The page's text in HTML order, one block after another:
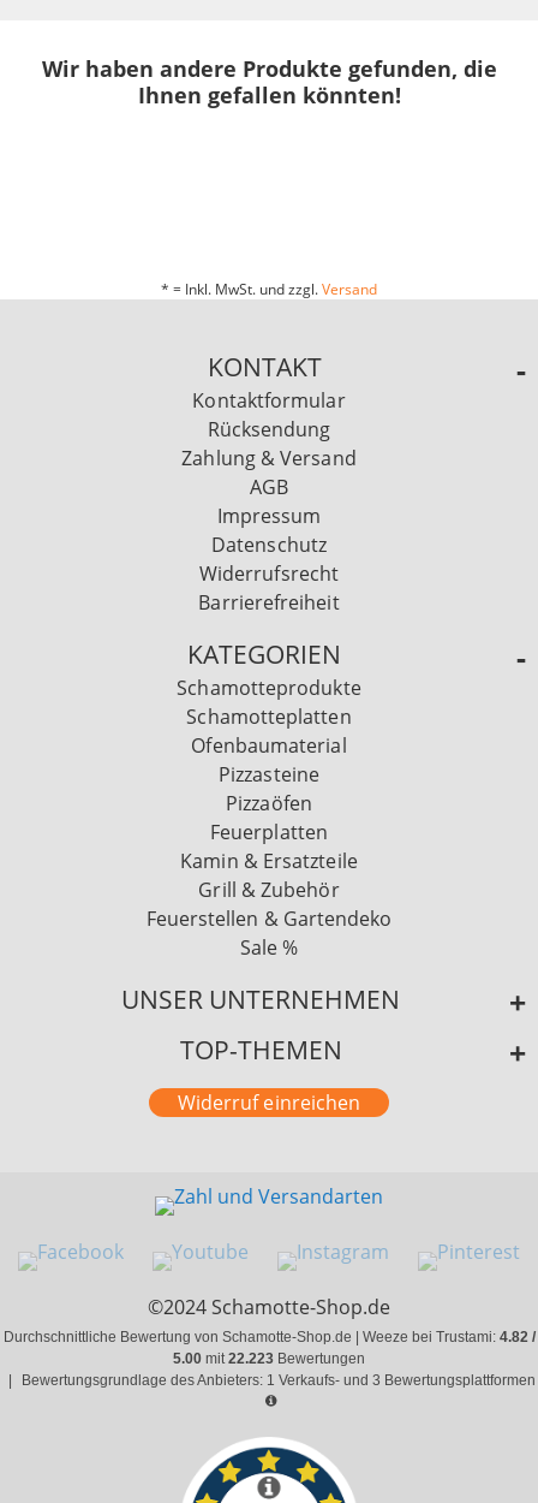
Wir haben andere Produkte gefunden, die
Ihnen gefallen könnten!
* = Inkl. MwSt. und zzgl.Versand
KONTAKT
Kontaktformular
Rücksendung
Zahlung & Versand
AGB
Impressum
Datenschutz
Widerrufsrecht
Barrierefreiheit
KATEGORIEN
Schamotteprodukte
Schamotteplatten
Ofenbaumaterial
Pizzasteine
Pizzaöfen
Feuerplatten
Kamin & Ersatzteile
Grill & Zubehör
Feuerstellen & Gartendeko
Sale %
UNSER UNTERNEHMEN
TOP-THEMEN
Widerruf einreichen
©2024 Schamotte-Shop.de
Durchschnittliche Bewertung von Schamotte-Shop.de | Weeze bei Trustami: 4.82 /
5.00 mit22.223 Bewertungen
Bewertungsgrundlage des Anbieters: 1 Verkaufs- und 3 Bewertungsplattformen